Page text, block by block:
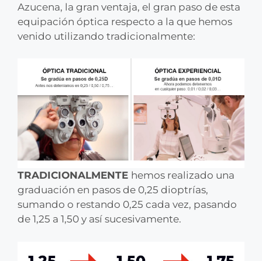
Azucena, la gran ventaja, el gran paso de esta
equipación óptica respecto a la que hemos
venido utilizando tradicionalmente:
TRADICIONALMENTE hemos realizado una
graduación en pasos de 0,25 dioptrías,
sumando o restando 0,25 cada vez, pasando
de 1,25 a 1,50 y así sucesivamente.